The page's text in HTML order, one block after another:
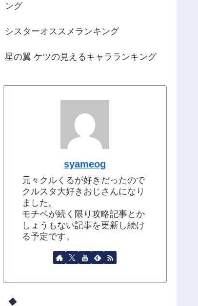
ング
シスターオススメランキング
星の翼 ケツの見えるキャラランキング
syameog
元々クルくるが好きだったので
クルスタ大好きおじさんになり
ました。
モチベが続く限り攻略記事とか
しょうもない記事を更新し続け
る予定です。